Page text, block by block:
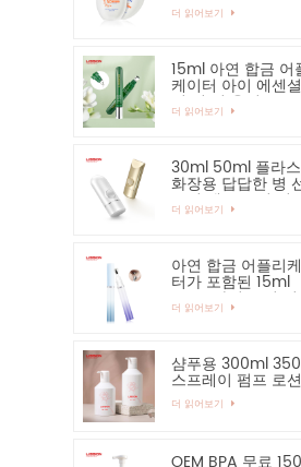
더 읽어보기
15ml 아연 합금 어
케이터 아이 에센
럼 병 및 용기
더 읽어보기
30ml 50ml 플라
화장용 답답한 병
크린 핸드 크림 병
더 읽어보기
아연 합금 어플리
터가 포함된 15ml
PETG 아이 크림 병
기
더 읽어보기
샴푸용 300ml
스프레이 펌프 로
더 읽어보기